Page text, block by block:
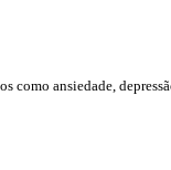
ansiedade,